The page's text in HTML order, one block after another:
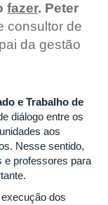
fazer. Peter
consultor de
da gestão
e Trabalho de
diálogo entre os
aos
Nesse sentido,
e professores para
dos